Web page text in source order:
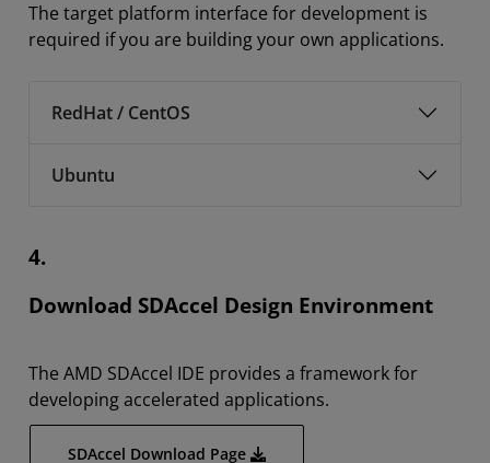
The target platform interface for development is
required if you are building your own applications.
RedHat / CentOS
Ubuntu
4.
Download SDAccel Design Environment
The AMD SDAccel IDE provides a framework for
developing accelerated applications.
SDAccel Download Page